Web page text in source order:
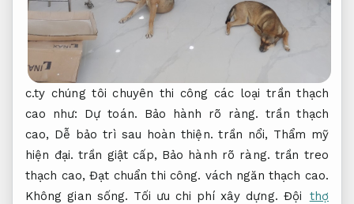
c.ty chúng tôi chuyên thi công các loại trần thạch
cao như: Dự toán. Bảo hành rõ ràng. trần thạch
cao, Dễ bảo trì sau hoàn thiện. trần nổi, Thẩm mỹ
hiện đại. trần giật cấp, Bảo hành rõ ràng. trần treo
thạch cao,Đạt chuẩn thi công. vách ngăn thạch cao.
Không gian sống. Tối ưu chi phí xây dựng. Đội
thợ